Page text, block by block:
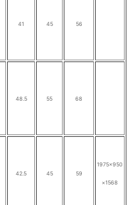
41 45 56
48.5 55 68
42.5 45 59
1975×950
×1568